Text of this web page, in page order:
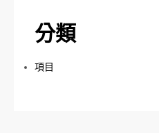
分類
項目